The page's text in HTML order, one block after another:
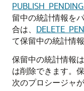
留中の統計情報を
合は、
て保留中の統計情
保留中の統計情報
は削除できます。
次のプロシージャ